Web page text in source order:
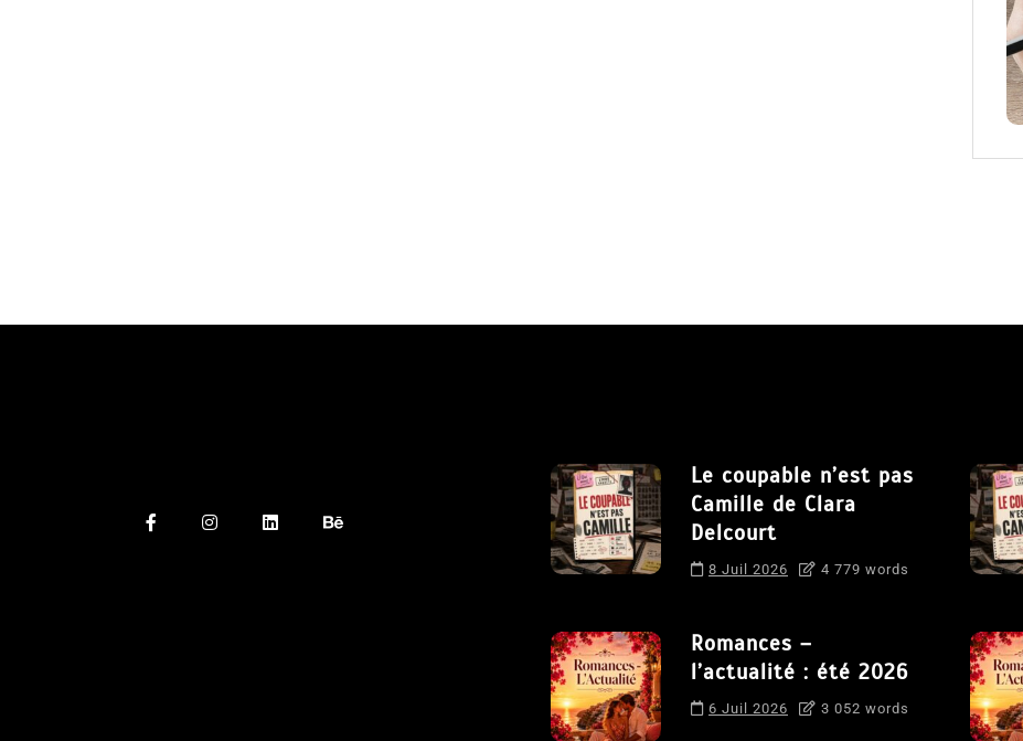
Le coupable n’est pas
Camille de Clara
Delcourt
8 Juil 2026 4 779 words
Romances –
l’actualité : été 2026
6 Juil 2026 3 052 words